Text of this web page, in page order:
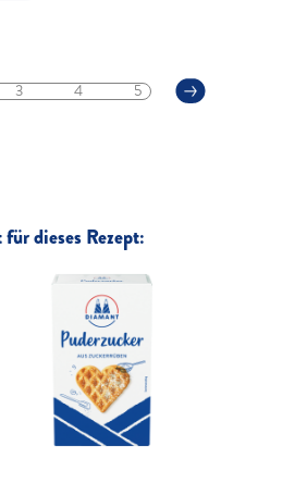
3 4 5
dieses Rezept: